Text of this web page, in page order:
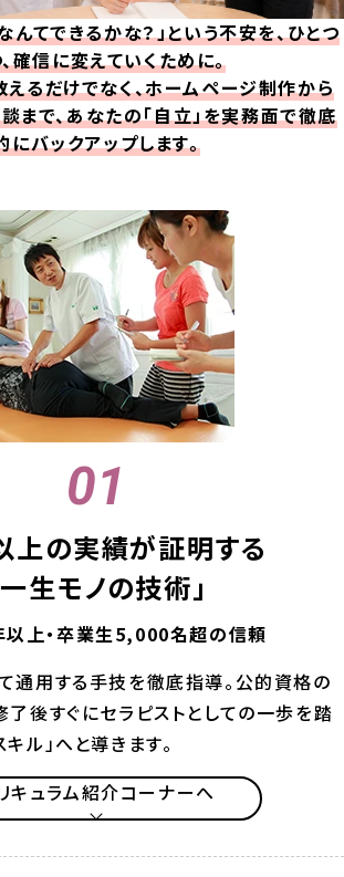
んてできるかな？」という不安を、ひとつ
確信に変えていくために。
るだけでなく、ホームページ制作から
まで、あなたの「自立」を実務面で徹底
にバックアップします。
上の実績が証明する
一生モノの技術」
上・卒業生5,000名超の信頼
通用する手技を徹底指導。公的資格の
了後すぐにセラピストとしての一歩を踏
ル」へと導きます。
キュラム紹介コーナーへ